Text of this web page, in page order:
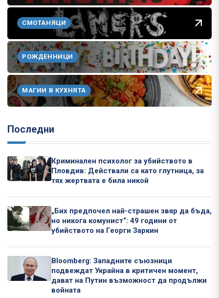
СМОТАНЯЦИ
РОЖДЕННИЦИ
МАГИИ В КУХНЯТА
Последни
Криминален психолог за убийството в
Пловдив: Действали са като глутница, за
тях жертвата е била никой
„Бих предпочел най-страшен звяр да бъда,
но никога комунист“: 49 години от
убийството на Георги Заркин
Bloomberg: Западните съюзници
подвеждат Украйна в критичен момент,
дават на Путин възможност да продължи
войната